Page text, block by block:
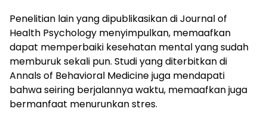
Penelitian lain yang dipublikasikan di Journal of
Health Psychology menyimpulkan, memaafkan
dapat memperbaiki kesehatan mental yang sudah
memburuk sekali pun. Studi yang diterbitkan di
Annals of Behavioral Medicine juga mendapati
bahwa seiring berjalannya waktu, memaafkan juga
bermanfaat menurunkan stres.